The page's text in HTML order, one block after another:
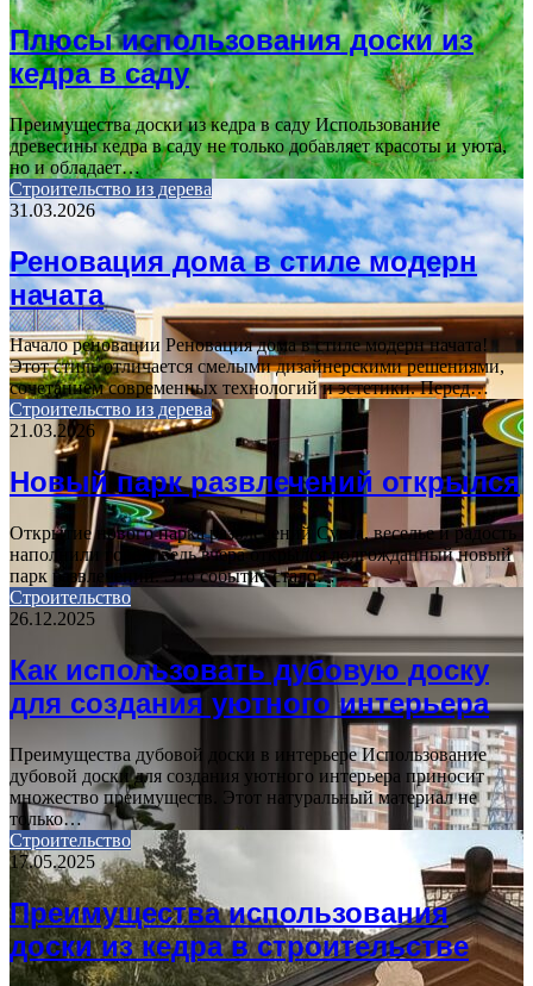
Плюсы использования доски из
кедра в саду
Преимущества доски из кедра в саду Использование
древесины кедра в саду не только добавляет красоты и уюта,
но и обладает…
Строительство из дерева
31.03.2026
Реновация дома в стиле модерн
начата
Начало реновации Реновация дома в стиле модерн начата!
Этот стиль отличается смелыми дизайнерскими решениями,
сочетанием современных технологий и эстетики. Перед…
Строительство из дерева
21.03.2026
Новый парк развлечений открылся
Открытие нового парка развлечений Суета, веселье и радость
наполнили город, ведь вчера открылся долгожданный новый
парк развлечений. Это событие стало…
Строительство
26.12.2025
Как использовать дубовую доску
для создания уютного интерьера
Преимущества дубовой доски в интерьере Использование
дубовой доски для создания уютного интерьера приносит
множество преимуществ. Этот натуральный материал не
только…
Строительство
17.05.2025
Преимущества использования
доски из кедра в строительстве